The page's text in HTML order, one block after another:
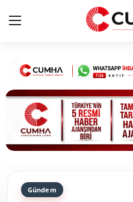
Kurumsal
Cumhurbaşkanlığı
Bakanlıklar
Siyasi Partiler
Gündem